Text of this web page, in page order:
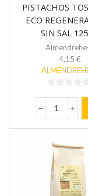
PISTACHOS
ECO
SIN SAL
4,15 €
de
5
SIN
SAL
125
gr